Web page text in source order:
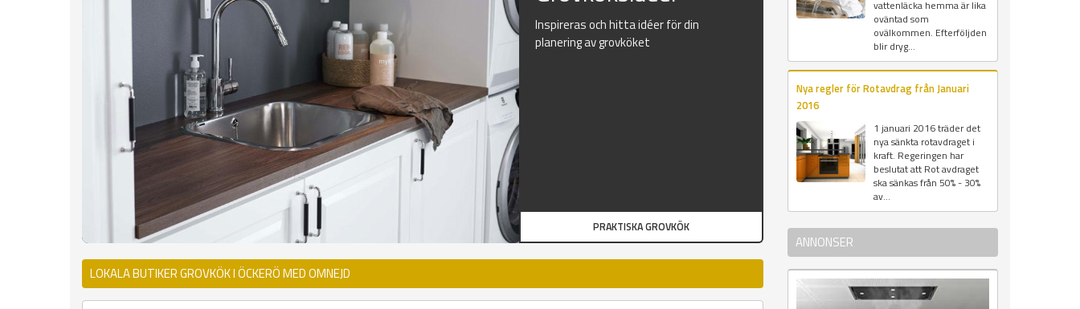
Inspireras och hitta idéer för din
planering av grovköket
PRAKTISKA GROVKÖK
LOKALA BUTIKER GROVKÖK I ÖCKERÖ MED OMNEJD
vattenläcka hemma är lika
oväntad som
ovälkommen. Efterföljden
blir dryg...
Nya regler för Rotavdrag från Januari
2016
1 januari 2016 träder det
nya sänkta rotavdraget i
kraft. Regeringen har
beslutat att Rot avdraget
ska sänkas från 50% - 30%
av...
ANNONSER